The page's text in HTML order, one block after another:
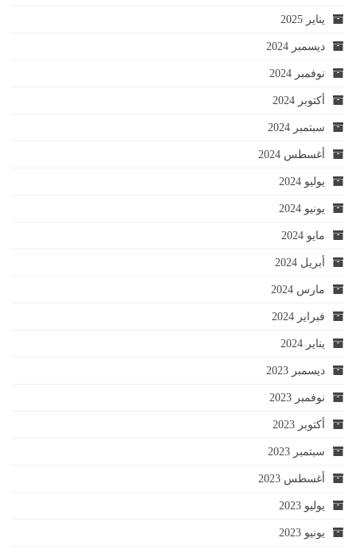
يناير 2025
ديسمبر 2024
نوفمبر 2024
أكتوبر 2024
سبتمبر 2024
أغسطس 2024
يوليو 2024
يونيو 2024
مايو 2024
أبريل 2024
مارس 2024
فبراير 2024
يناير 2024
ديسمبر 2023
نوفمبر 2023
أكتوبر 2023
سبتمبر 2023
أغسطس 2023
يوليو 2023
يونيو 2023